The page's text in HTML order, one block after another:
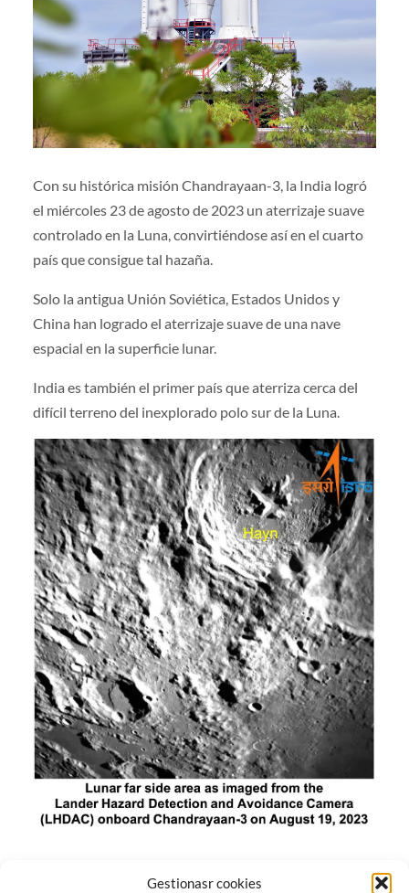
Gestionasr cookies
Con su histórica misión Chandrayaan-3, la India logró
el miércoles 23 de agosto de 2023 un aterrizaje suave
controlado en la Luna, convirtiéndose así en el cuarto
país que consigue tal hazaña.
Solo la antigua Unión Soviética, Estados Unidos y
China han logrado el aterrizaje suave de una nave
espacial en la superficie lunar.
India es también el primer país que aterriza cerca del
difícil terreno del inexplorado polo sur de la Luna.